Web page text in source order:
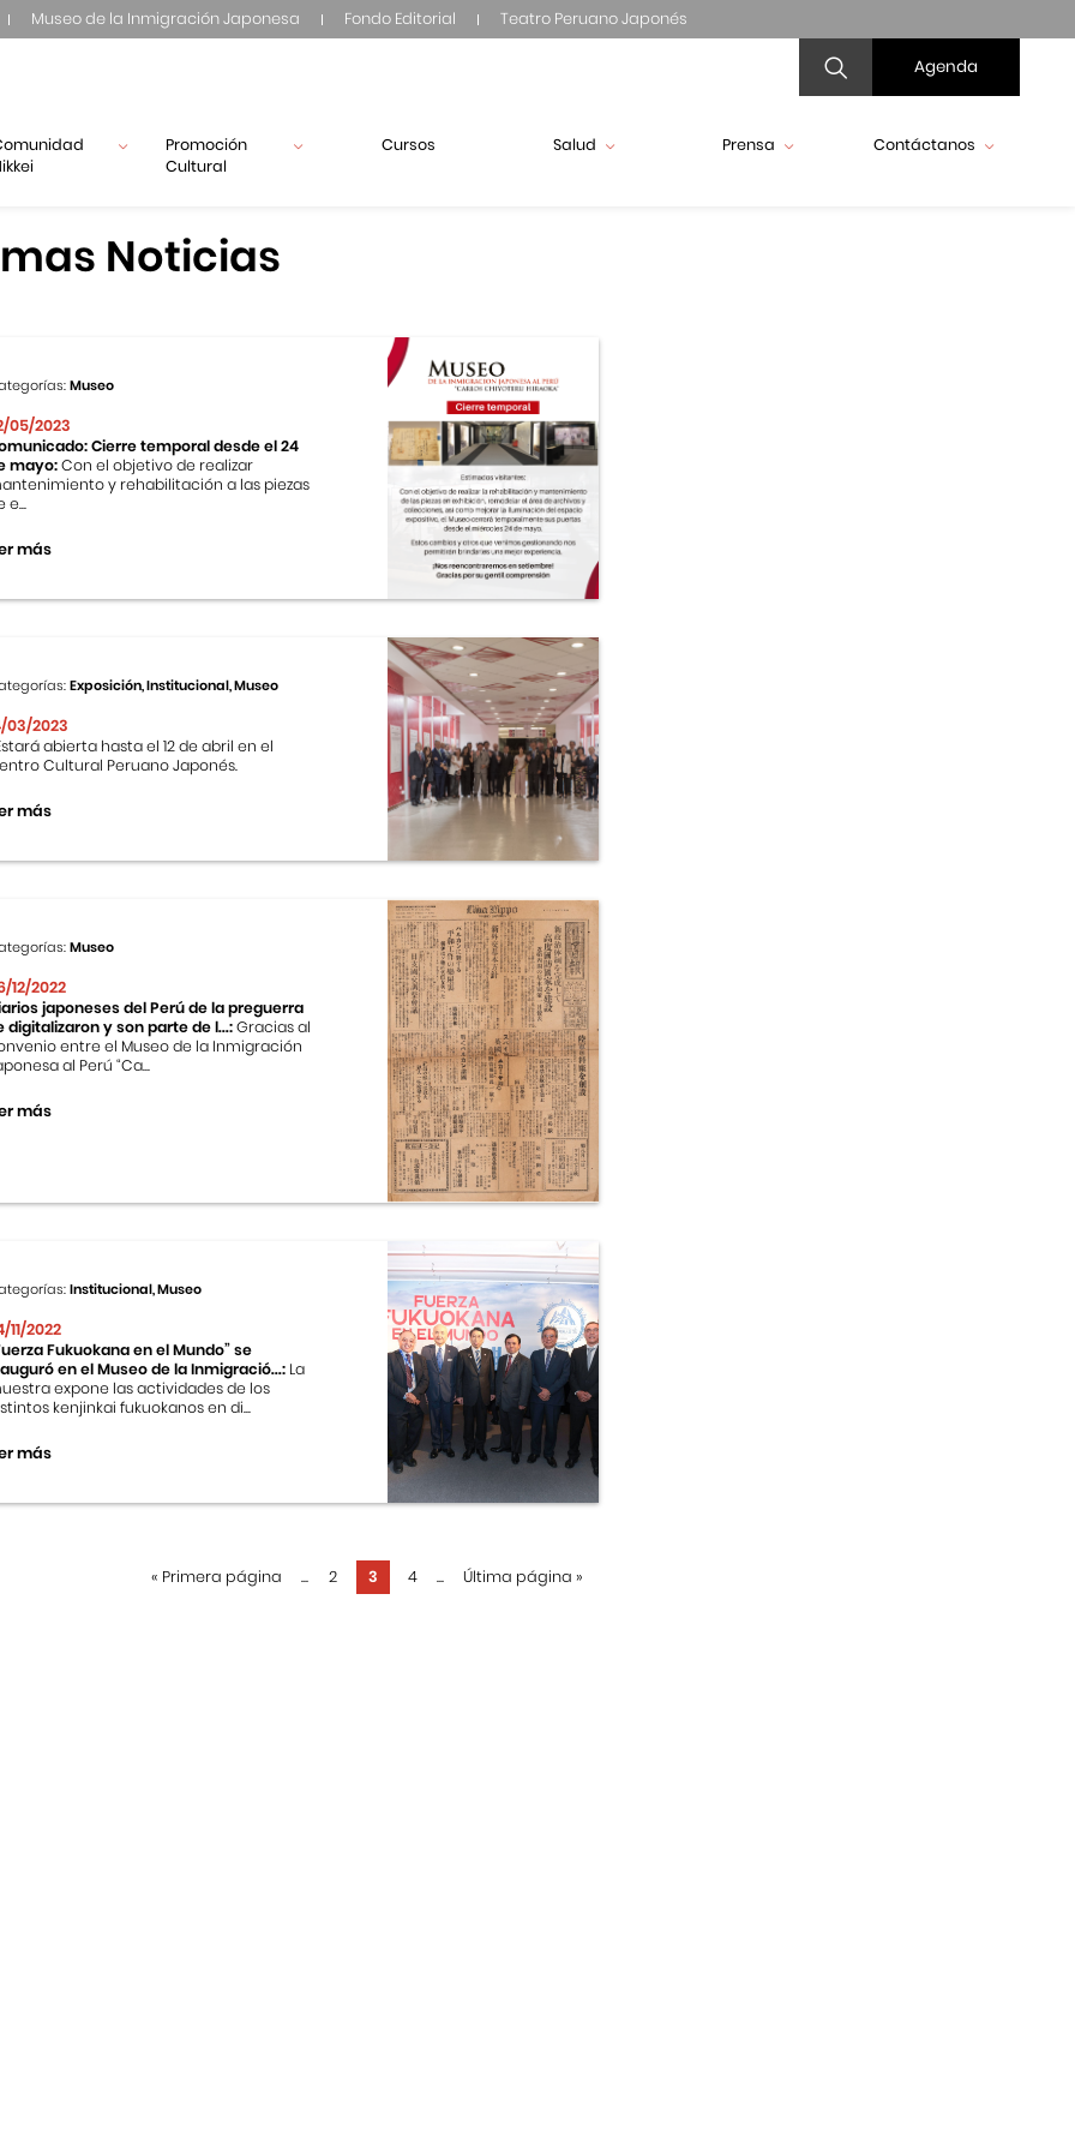
Museo de la Inmigración Japonesa Fondo Editorial Teatro Peruano Japonés
Agenda
Promoción
Cultural
Cursos Salud Prensa Contáctanos
Noticias
Museo
05/2023
Cierre temporal desde el 24
mayo:Con el objetivo de realizar
y rehabilitación a las piezas
e...
más
Exposición, Institucional, Museo
03/2023
abierta hasta el 12 de abril en el
Cultural Peruano Japonés.
más
Museo
12/2022
japoneses del Perú de la preguerra
digitalizaron y son parte de l...:Gracias al
entre el Museo de la Inmigración
al Perú “Ca...
más
Institucional, Museo
11/2022
Fukuokana en el Mundo” se
en el Museo de la Inmigració...: La
expone las actividades de los
kenjinkai fukuokanos en di...
más
« Primera página ... 2 3 4 ... Última página »